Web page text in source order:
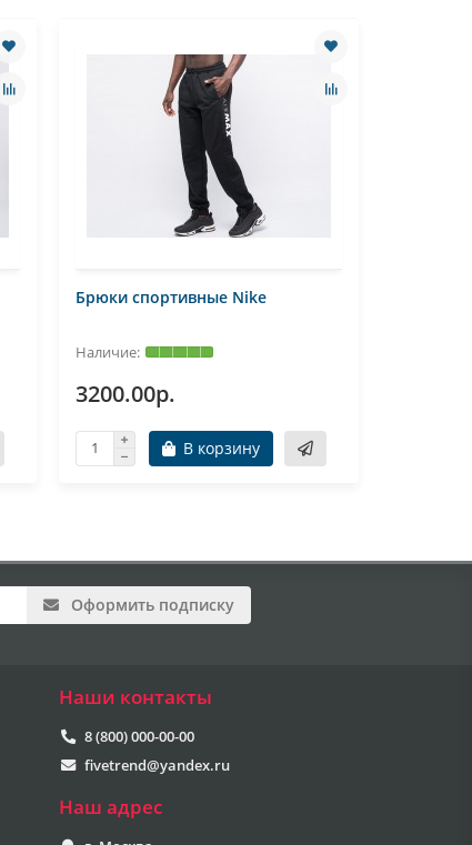
Брюки спортивные Nike
3200.00р.
В корзину
Оформить подписку
Наши контакты
8 (800) 000-00-00
fivetrend@yandex.ru
Наш адрес